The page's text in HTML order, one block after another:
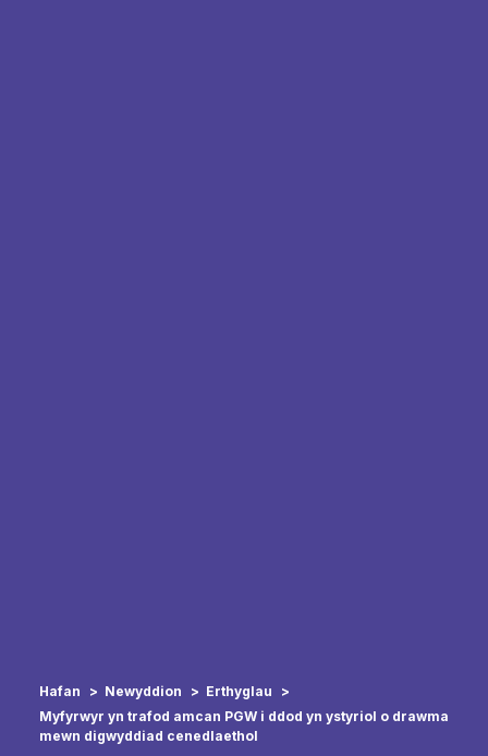
Hafan Newyddion
Erthyglau
Myfyrwyr yn trafod amcan PGW i ddod yn ystyriol o drawma
mewn digwyddiad cenedlaethol